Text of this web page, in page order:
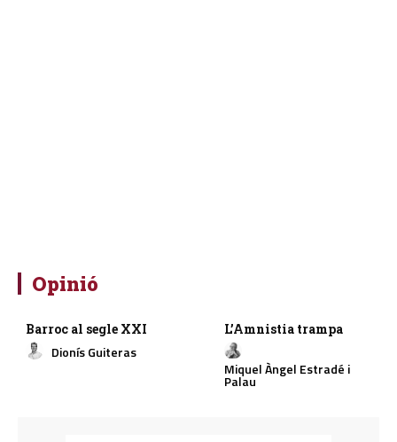
Opinió
Barroc al segle XXI
Dionís Guiteras
L’Amnistia trampa
Miquel Àngel Estradé i
Palau